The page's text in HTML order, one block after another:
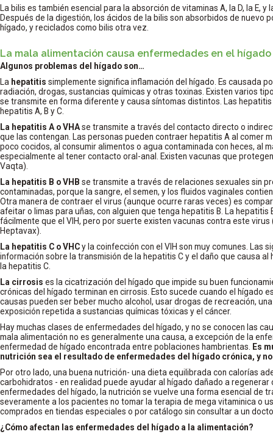
La bilis es también esencial para la absorción de vitaminas A, la D, la E,
Después de la digestión, los ácidos de la bilis son absorbidos de nuevo
hígado, y reciclados como bilis otra vez.
La mala alimentación causa enfermedades en el hígado
Algunos problemas del hígado son…
La hepatitis simplemente significa inflamación del hígado. Es causada
radiación, drogas, sustancias químicas y otras toxinas. Existen varios
se transmite en forma diferente y causa síntomas distintos. Las
hepatitis A, B y C.
La hepatitis A o VHAse transmite a través del contacto directo o
que las contengan. Las personas pueden contraer hepatitis A al comer
poco cocidos, al consumir alimentos o agua contaminada con heces, al
especialmente al tener contacto oral-anal. Existen vacunas que
Vaqta).
La hepatitis B o VHB se transmite a través de relaciones sexuales sin
contaminadas, porque la sangre, el semen, y los fluidos vaginales
Otra manera de contraer el virus (aunque ocurre raras veces) es
afeitar o limas para uñas, con alguien que tenga hepatitis B. La hepatitis
fácilmente que el VIH, pero por suerte existen vacunas contra este virus
Heptavax).
La hepatitis C o VHCy la coinfección con el VIH son muy comunes. Las
información sobre la transmisión de la hepatitis C y el daño que causa al
la hepatitis C.
La cirrosis es la cicatrización del hígado que impide su buen
crónicas del hígado terminan en cirrosis. Esto sucede cuando el hígado
causas pueden ser beber mucho alcohol, usar drogas de recreación,
exposición repetida a sustancias químicas tóxicas y el cáncer.
Hay muchas clases de enfermedades del hígado, y no se conocen las
mala alimentación no es generalmente una causa, a excepción de la
enfermedad de hígado encontrada entre poblaciones hambrientas.
Es
nutrición sea el resultado de enfermedades del hígado crónica, y
Por otro lado, una buena nutrición- una dieta equilibrada con calorías
carbohidratos - en realidad puede ayudar al hígado dañado a regenerar
enfermedades del hígado, la nutrición se vuelve una forma esencial de
severamente a los pacientes no tomar la terapia de mega vitaminica o
comprados en tiendas especiales o por catálogo sin consultar a un
¿Cómo afectan las enfermedades del hígado a la alimentación?